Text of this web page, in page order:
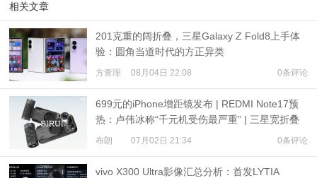
相关文章
201克重的阔折叠，三星Galaxy Z Fold8上手体
验：圆角当道时代的方正异类
方查理 08月04日 22:08 0条评论
699元的iPhone增距镜发布 | REDMI Note17预
热：卢伟冰称“千元机受伤最严重” | 三星宽折叠
或7月22日发布
布朗 07月02日 21:34 0条评论
vivo X300 Ultra影像汇总分析：首发LYTIA